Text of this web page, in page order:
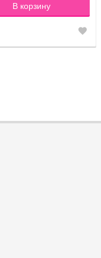
В корзину